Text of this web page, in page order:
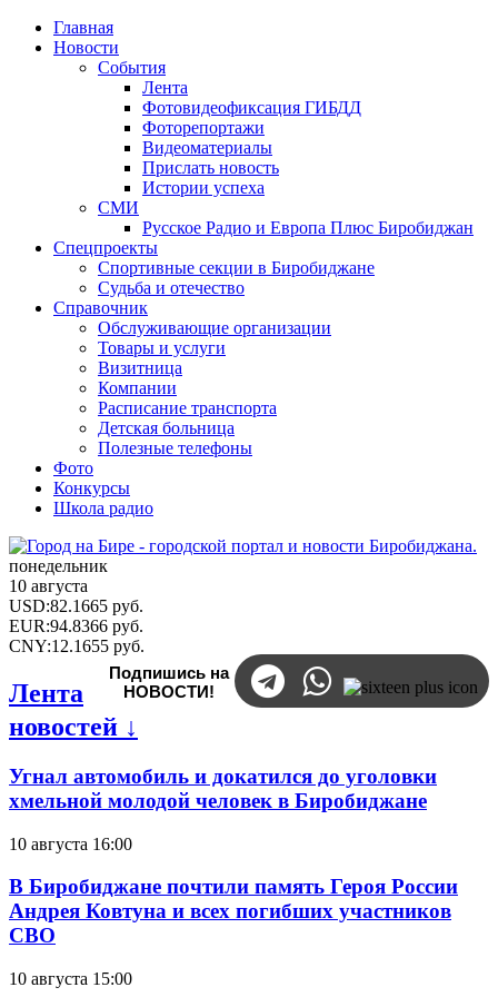
Главная
Новости
События
Лента
Фотовидеофиксация ГИБДД
Фоторепортажи
Видеоматериалы
Прислать новость
Истории успеха
СМИ
Русское Радио и Европа Плюс Биробиджан
Спецпроекты
Спортивные секции в Биробиджане
Судьба и отечество
Справочник
Обслуживающие организации
Товары и услуги
Визитница
Компании
Расписание транспорта
Детская больница
Полезные телефоны
Фото
Конкурсы
Школа радио
понедельник
10 августа
USD:82.1665 руб.
EUR:94.8366 руб.
CNY:12.1655 руб.
Подпишись на
НОВОСТИ!
Лента
новостей ↓
Угнал автомобиль и докатился до уголовки
хмельной молодой человек в Биробиджане
10 августа 16:00
В Биробиджане почтили память Героя России
Андрея Ковтуна и всех погибших участников
СВО
10 августа 15:00